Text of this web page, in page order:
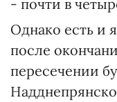
- почти в
Однако есть и
после
пересечении